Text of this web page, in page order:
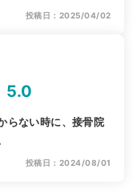
投稿日：2025/04/02
5.0
らない時に、接骨院
投稿日：2024/08/01